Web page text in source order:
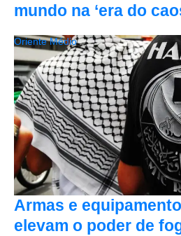
mundo na ‘era do
Armas e
elevam o poder de
Oriente Médio